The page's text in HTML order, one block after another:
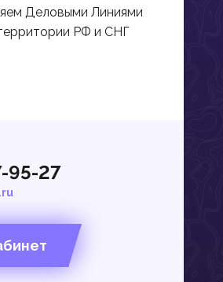
Деловыми Линиями
РФ и СНГ
95-27